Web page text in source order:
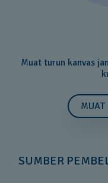
Muat turun kanvas
MUAT
SUMBER